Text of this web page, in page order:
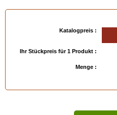
Katalogpreis :
Ihr Stückpreis für 1 Produkt :
Menge :